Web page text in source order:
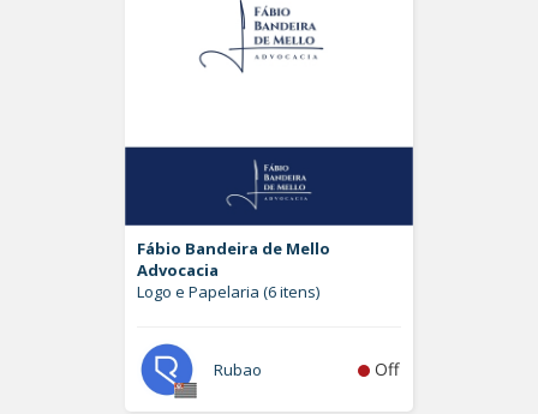
Fábio Bandeira de Mello
Advocacia
Logo e Papelaria (6 itens)
Rubao Off